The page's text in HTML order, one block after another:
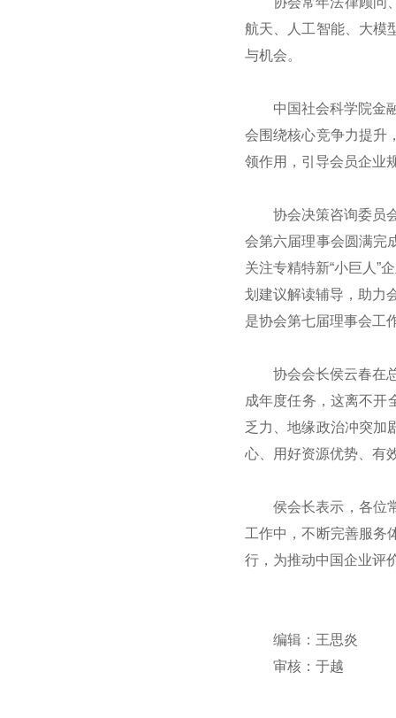
航天、人工智能、大模
与机会。
中国社会科学院金
会围绕核心竞争力提升
领作用，引导会员企业
协会决策咨询委员
会第六届理事会圆满完
关注专精特新“小巨人”
划建议解读辅导，助力
是协会第七届理事会工
协会会长侯云春在
成年度任务，这离不开
乏力、地缘政治冲突加
心、用好资源优势、有
侯会长表示，各位
工作中，不断完善服务
行，为推动中国企业评
编辑：王思炎
审核：于越